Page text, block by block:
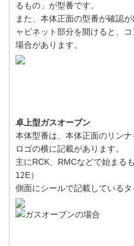
るもの」が型番です。
また、本体正面の型番が確認
ャビネット部分を開けると、
場合があります。
卓上型ガスオーブン
本体型番は、本体正面のリン
ロゴの横に記載があります。
主にRCK、RMCなどで始まる
12E）
側面にシールで記載しているタ